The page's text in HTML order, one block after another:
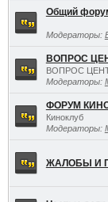
Общий
Модераторы:
ВОПРОС
ВОПРОС
Модераторы:
ФОРУМ
Киноклуб
Модераторы:
ЖАЛОБЫ И